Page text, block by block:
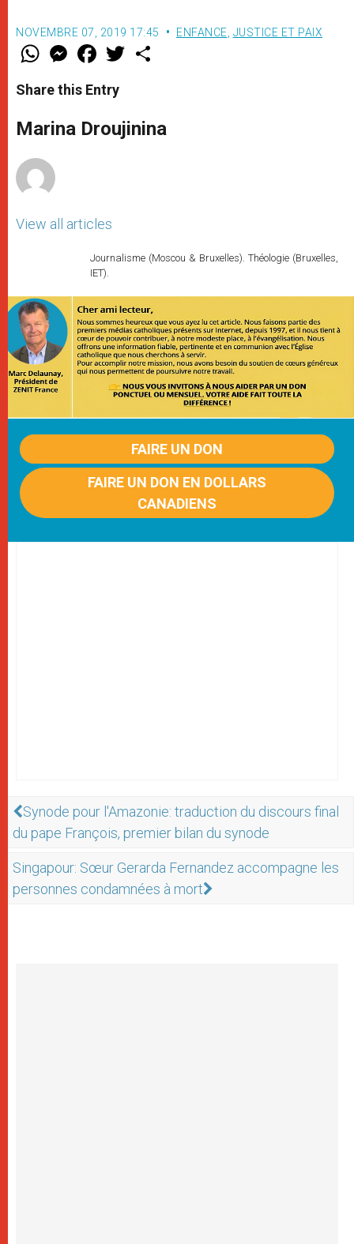
NOVEMBRE 07, 2019 17:45 ENFANCE, JUSTICE ET PAIX
W
t
s
p
p
M
e
s
e
g
e
F
a
e
b
o
k
w
r
Share this Entry
Marina Droujinina
View all articles
Journalisme (Moscou & Bruxelles). Théologie (Bruxelles,
IET).
FAIRE UN DON
FAIRE UN DON EN DOLLARS
CANADIENS
Synode pour l'Amazonie: traduction du discours final
du pape François, premier bilan du synode
Singapour: Sœur Gerarda Fernandez accompagne les
personnes condamnées à mort